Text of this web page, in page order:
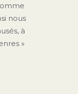
nous
à
»